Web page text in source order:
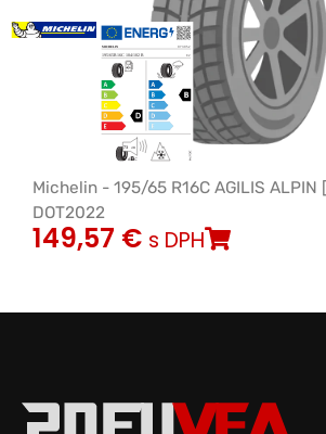
Michelin - 195/65 R16C AGILIS
DOT2022
149,57 € s DPH